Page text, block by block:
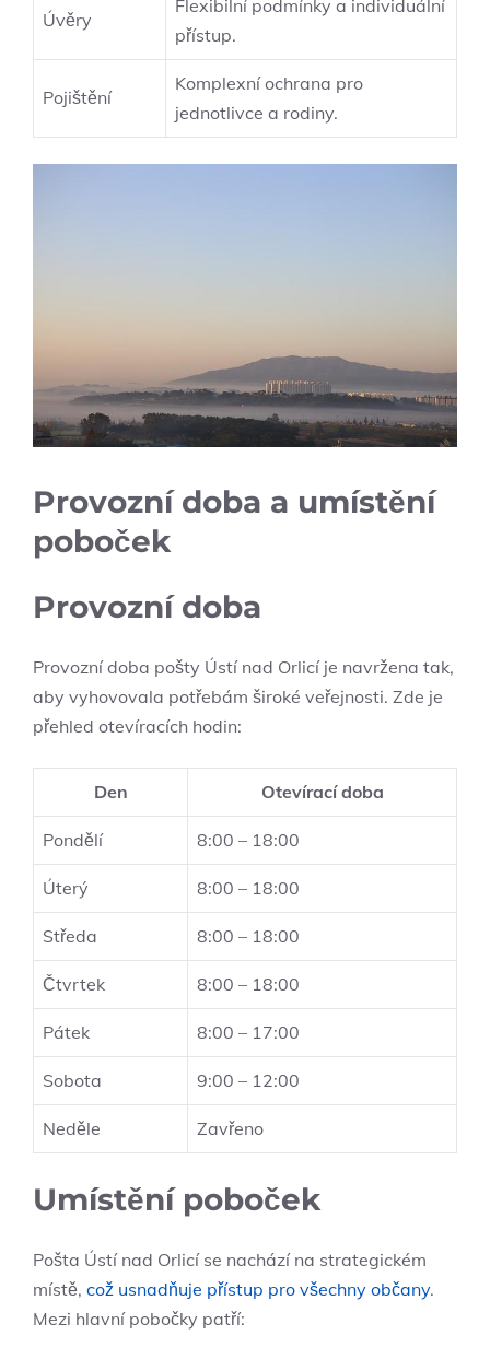
Úvěry
Flexibilní podmínky a individuální
přístup.
Pojištění
Komplexní ochrana pro
jednotlivce a rodiny.
Provozní doba a umístění
poboček
Provozní doba
Provozní doba pošty Ústí nad Orlicí je navržena tak,
aby vyhovovala potřebám široké veřejnosti. Zde je
přehled otevíracích hodin:
Den Otevírací doba
Pondělí 8:00 – 18:00
Úterý 8:00 – 18:00
Středa 8:00 – 18:00
Čtvrtek 8:00 – 18:00
Pátek 8:00 – 17:00
Sobota 9:00 – 12:00
Neděle Zavřeno
Umístění poboček
Pošta Ústí nad Orlicí se nachází na strategickém
místě, což usnadňuje přístup pro všechny občany.
Mezi hlavní pobočky patří: